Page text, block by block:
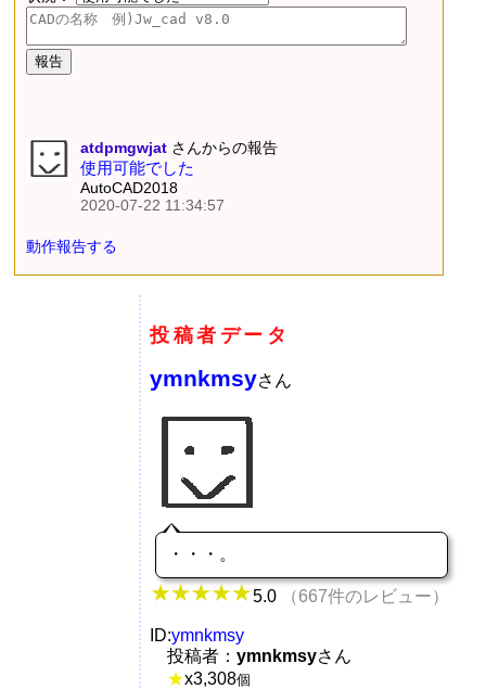
atdpmgwjat さんからの報告
使用可能でした
AutoCAD2018
2020-07-22 11:34:57
動作報告する
投稿者データ
ymnkmsyさん
・・・。
5.0 （667件のレビュー）
ID:ymnkmsy
投稿者： ymnkmsyさん
★x3,308個